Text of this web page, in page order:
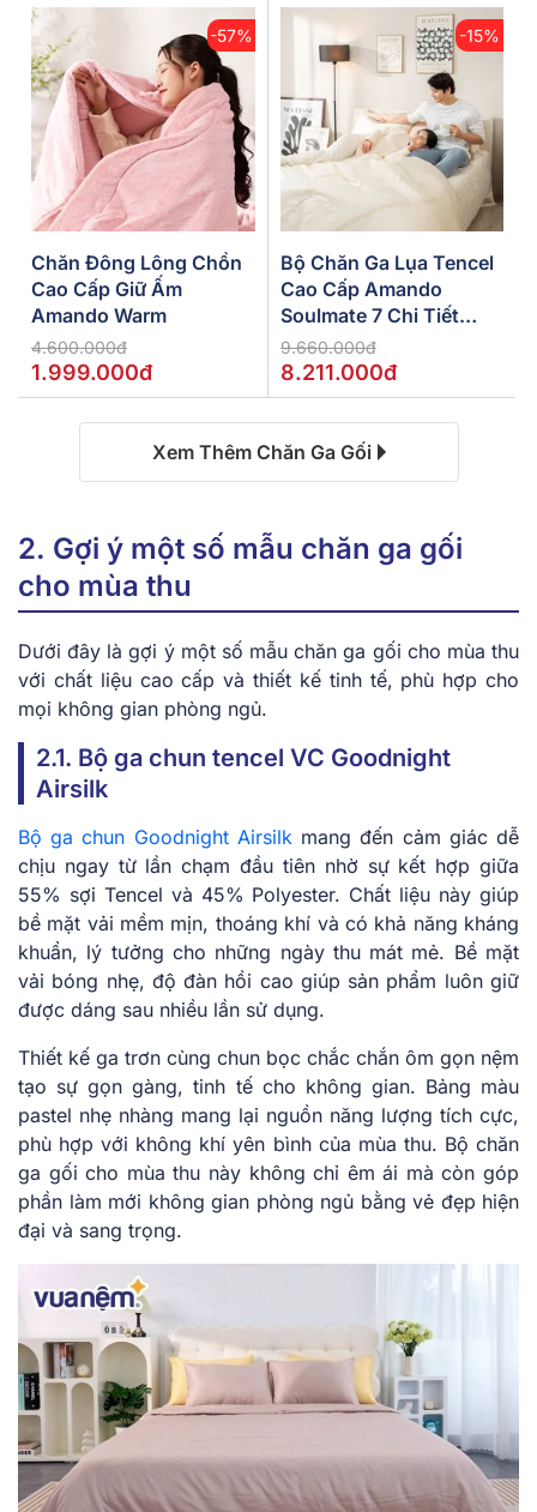
-57%
Chăn Đông Lông Chồn
Cao Cấp Giữ Ấm
Amando Warm
4.600.000đ
1.999.000đ
-15%
Bộ Chăn Ga Lụa Tencel
Cao Cấp Amando
Soulmate 7 Chi Tiết
Màu Kem
9.660.000đ
8.211.000đ
Xem Thêm Chăn Ga Gối
2. Gợi ý một số mẫu chăn ga gối
cho mùa thu
Dưới đây là gợi ý một số mẫu chăn ga gối cho mùa thu
với chất liệu cao cấp và thiết kế tinh tế, phù hợp cho
mọi không gian phòng ngủ.
2.1. Bộ ga chun tencel VC Goodnight
Airsilk
Bộ ga chun Goodnight Airsilk mang đến cảm giác dễ
chịu ngay từ lần chạm đầu tiên nhờ sự kết hợp giữa
55% sợi Tencel và 45% Polyester. Chất liệu này giúp
bề mặt vải mềm mịn, thoáng khí và có khả năng kháng
khuẩn, lý tưởng cho những ngày thu mát mẻ. Bề mặt
vải bóng nhẹ, độ đàn hồi cao giúp sản phẩm luôn giữ
được dáng sau nhiều lần sử dụng.
Thiết kế ga trơn cùng chun bọc chắc chắn ôm gọn nệm
tạo sự gọn gàng, tinh tế cho không gian. Bảng màu
pastel nhẹ nhàng mang lại nguồn năng lượng tích cực,
phù hợp với không khí yên bình của mùa thu. Bộ chăn
ga gối cho mùa thu này không chỉ êm ái mà còn góp
phần làm mới không gian phòng ngủ bằng vẻ đẹp hiện
đại và sang trọng.